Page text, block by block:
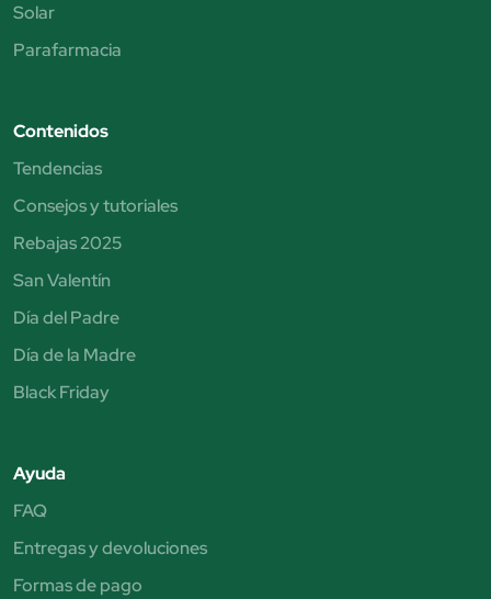
Solar
Parafarmacia
Contenidos
Tendencias
Consejos y tutoriales
Rebajas 2025
San Valentín
Día del Padre
Día de la Madre
Black Friday
Ayuda
FAQ
Entregas y devoluciones
Formas de pago